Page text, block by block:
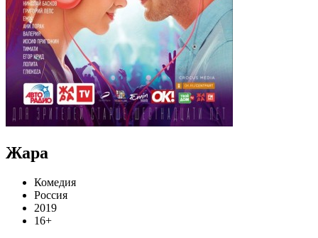
Жара
Комедия
Россия
2019
16+